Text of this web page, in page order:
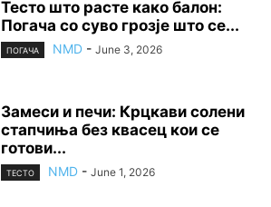
Тесто што расте како балон:
Погача со суво грозје што се...
ПОГАЧА NMD - June 3, 2026
Замеси и печи: Крцкави солени
стапчиња без квасец кои се
готови...
ТЕСТО NMD - June 1, 2026